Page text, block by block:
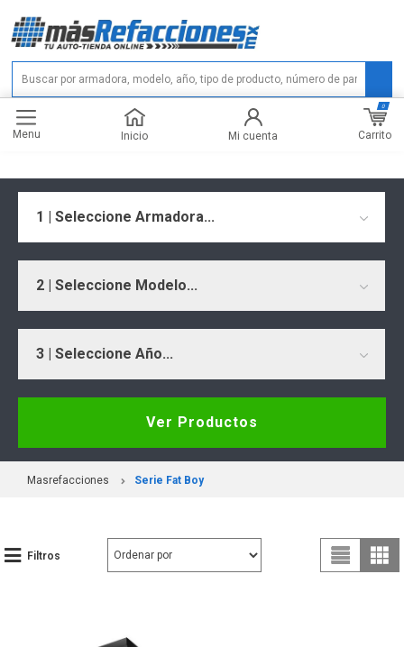
Menu Inicio Mi cuenta Carrito
0
1 | Seleccione Armadora...
2 | Seleccione Modelo...
3 | Seleccione Año...
Ver Productos
Masrefacciones Serie Fat Boy
Filtros